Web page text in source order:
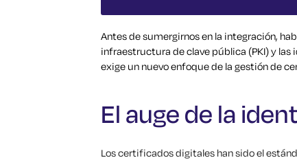
Antes de sumergirnos en la integración,
infraestructura de clave pública (PKI) y
exige un nuevo enfoque de la gestión de
El auge de la
Los certificados digitales han sido el